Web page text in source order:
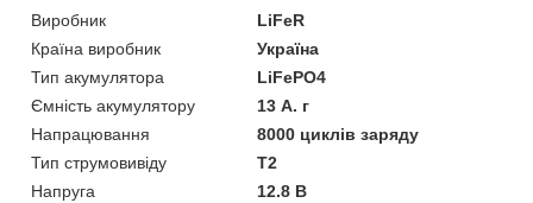
Виробник
LiFeR
Країна виробник
Україна
Тип акумулятора
LiFePO4
Ємність акумулятору
13 А. г
Напрацювання
8000 циклів заряду
Тип струмовивіду
T2
Напруга
12.8 В